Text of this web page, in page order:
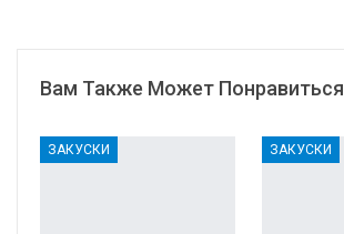
Вам Также Может Понравиться
ЗАКУСКИ ЗАКУСКИ